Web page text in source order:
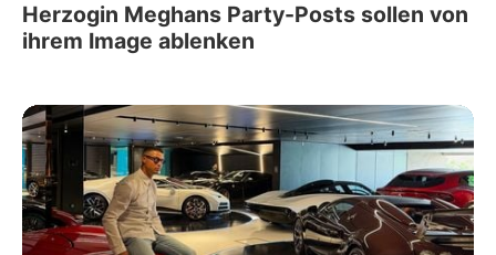
Herzogin Meghans Party-Posts sollen von
ihrem Image ablenken